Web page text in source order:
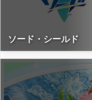
ソード・シールド